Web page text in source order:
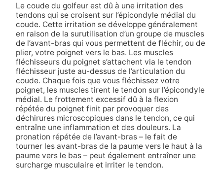
Le coude du golfeur est dû à une irritation des
tendons qui se croisent sur l’épicondyle médial du
coude. Cette irritation se développe généralement
en raison de la surutilisation d’un groupe de muscles
de l’avant-bras qui vous permettent de fléchir, ou de
plier, votre poignet vers le bas. Les muscles
fléchisseurs du poignet s’attachent via le tendon
fléchisseur juste au-dessus de l’articulation du
coude. Chaque fois que vous fléchissez votre
poignet, les muscles tirent le tendon sur l’épicondyle
médial. Le frottement excessif dû à la flexion
répétée du poignet finit par provoquer des
déchirures microscopiques dans le tendon, ce qui
entraîne une inflammation et des douleurs. La
pronation répétée de l’avant-bras – le fait de
tourner les avant-bras de la paume vers le haut à la
paume vers le bas – peut également entraîner une
surcharge musculaire et irriter le tendon.